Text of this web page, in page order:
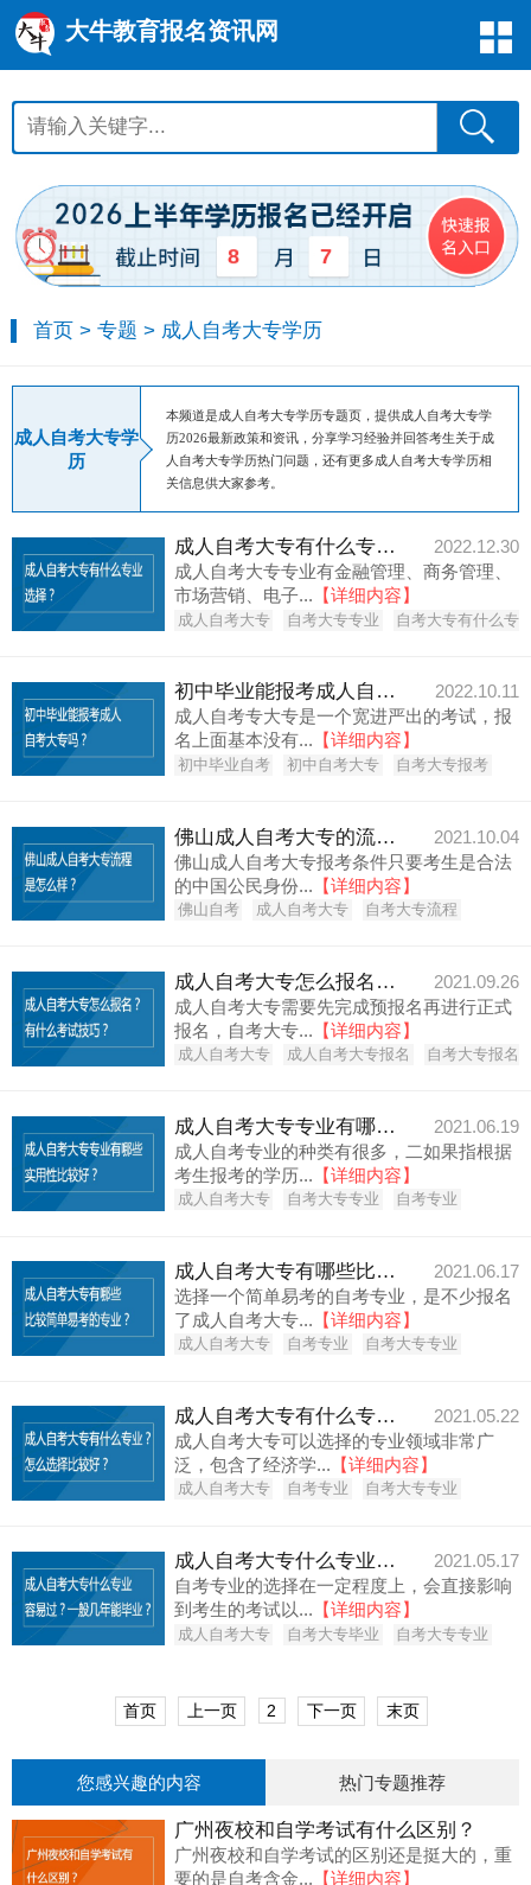
大牛教育报名资讯网
8 7
首页 >专题 > 成人自考大专学历
成人自考大专学
历
本频道是成人自考大专学历专题页，提供成人自考大专学
历2026最新政策和资讯，分享学习经验并回答考生关于成
人自考大专学历热门问题，还有更多成人自考大专学历相
关信息供大家参考。
成人自考大专有什么专业选择？
2022.12.30
成人自考大专专业有金融管理、商务管理、
市场营销、电子... 【详细内容】
成人自考大专 自考大专专业 自考大专有什么专
初中毕业能报考成人自考大专吗？
2022.10.11
成人自考专大专是一个宽进严出的考试，报
名上面基本没有... 【详细内容】
初中毕业自考 初中自考大专 自考大专报考
佛山成人自考大专的流程是怎么样的？
2021.10.04
佛山成人自考大专报考条件只要考生是合法
的中国公民身份... 【详细内容】
佛山自考 成人自考大专 自考大专流程
成人自考大专怎么报名？有什么考试技巧？
2021.09.26
成人自考大专需要先完成预报名再进行正式
报名，自考大专... 【详细内容】
成人自考大专 成人自考大专报名 自考大专报名
成人自考大专专业有哪些实用性比较好？
2021.06.19
成人自考专业的种类有很多，二如果指根据
考生报考的学历... 【详细内容】
成人自考大专 自考大专专业 自考专业
成人自考大专有哪些比较简单易考的专业？
2021.06.17
选择一个简单易考的自考专业，是不少报名
了成人自考大专... 【详细内容】
成人自考大专 自考专业 自考大专专业
成人自考大专有什么专业？怎么选择比较好？
2021.05.22
成人自考大专可以选择的专业领域非常广
泛，包含了经济学... 【详细内容】
成人自考大专 自考专业 自考大专专业
成人自考大专什么专业容易过？一般几年能毕业？
2021.05.17
自考专业的选择在一定程度上，会直接影响
到考生的考试以... 【详细内容】
成人自考大专 自考大专毕业 自考大专专业
首页 上一页 2 下一页 末页
您感兴趣的内容 热门专题推荐
广州夜校和自学考试有什么区别？
广州夜校和自学考试的区别还是挺大的，重
要的是自考含金... 【详细内容】